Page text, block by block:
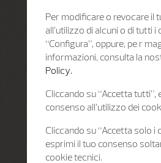
Per modificare o revocare il
all’utilizzo di alcuni o di tutti i
“Configura”, oppure, pe r
informazioni, consulta la
Policy.
Cliccando su “Accetta tutti”,
consenso all’utilizzo dei
Cliccando su “Accetta solo i
esprimi il tuo consenso
cookie tecnici.